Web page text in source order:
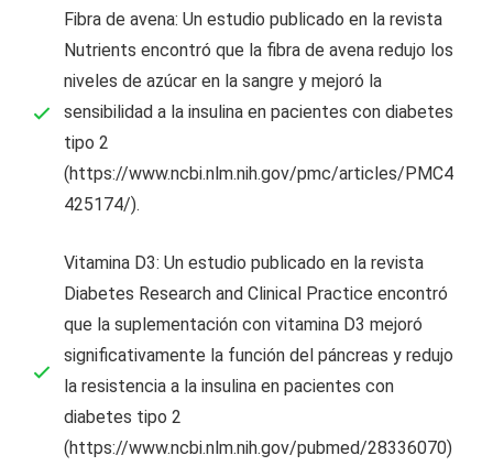
Fibra de avena: Un estudio publicado en la revista
Nutrients encontró que la fibra de avena redujo los
niveles de azúcar en la sangre y mejoró la
sensibilidad a la insulina en pacientes con diabetes
tipo 2
(https://www.ncbi.nlm.nih.gov/pmc/articles/PMC4
425174/).
Vitamina D3: Un estudio publicado en la revista
Diabetes Research and Clinical Practice encontró
que la suplementación con vitamina D3 mejoró
significativamente la función del páncreas y redujo
la resistencia a la insulina en pacientes con
diabetes tipo 2
(https://www.ncbi.nlm.nih.gov/pubmed/28336070)